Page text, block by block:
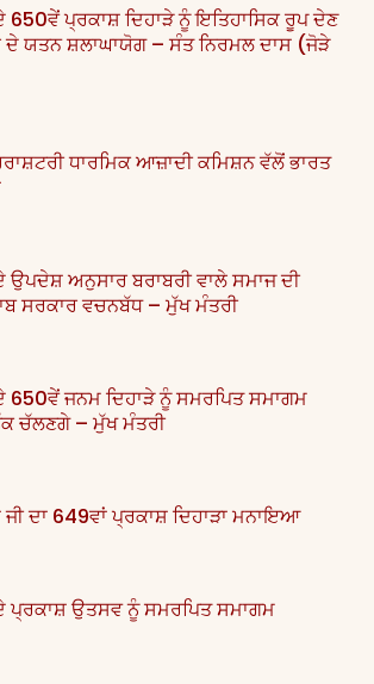
650ਵੇਂ ਪ੍ਰਕਾਸ਼ ਦਿਹਾੜੇ ਨੂੰ ਇਤਿਹਾਸਿਕ ਰੂਪ ਦੇਣ
ਯਤਨ ਸ਼ਲਾਘਾਯੋਗ – ਸੰਤ ਨਿਰਮਲ ਦਾਸ (ਜੋੜੇ
ਧਾਰਮਿਕ ਆਜ਼ਾਦੀ ਕਮਿਸ਼ਨ ਵੱਲੋਂ ਭਾਰਤ
ਉਪਦੇਸ਼ ਅਨੁਸਾਰ ਬਰਾਬਰੀ ਵਾਲੇ ਸਮਾਜ ਦੀ
ਸਰਕਾਰ ਵਚਨਬੱਧ – ਮੁੱਖ ਮੰਤਰੀ
650ਵੇਂ ਜਨਮ ਦਿਹਾੜੇ ਨੂੰ ਸਮਰਪਿਤ ਸਮਾਗਮ
ਚੱਲਣਗੇ – ਮੁੱਖ ਮੰਤਰੀ
ਦਾ 649ਵਾਂ ਪ੍ਰਕਾਸ਼ ਦਿਹਾੜਾ ਮਨਾਇਆ
ਪ੍ਰਕਾਸ਼ ਉਤਸਵ ਨੂੰ ਸਮਰਪਿਤ ਸਮਾਗਮ